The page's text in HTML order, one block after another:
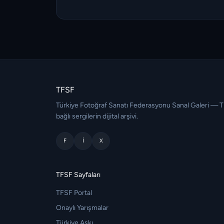
TFSF
Türkiye Fotoğraf Sanatı Federasyonu Sanal Galeri —
bağlı sergilerin dijital arşivi.
F I X
TFSF Sayfaları
TFSF Portal
Onaylı Yarışmalar